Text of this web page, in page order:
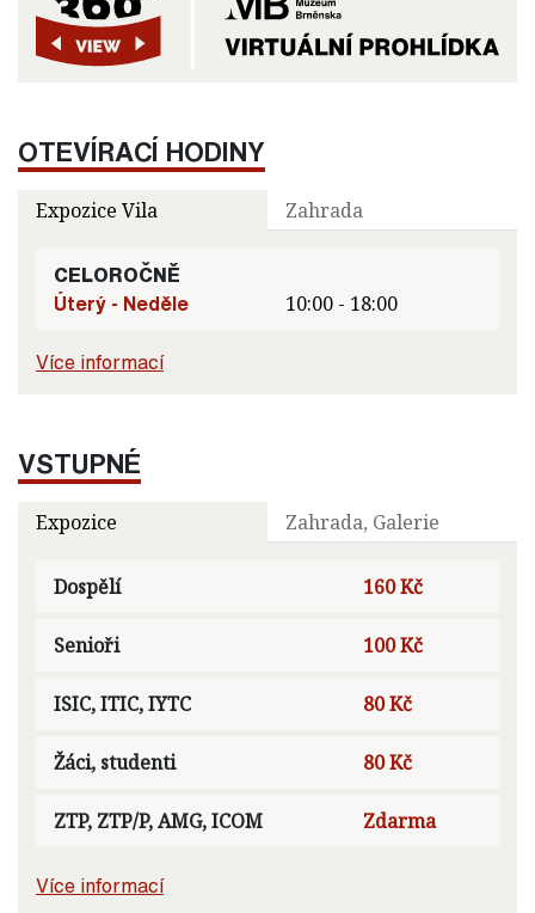
OTEVÍRACÍ HODINY
Expozice Vila Zahrada
CELOROČNĚ
Úterý - Neděle
10:00 - 18:00
Více informací
VSTUPNÉ
Expozice Zahrada, Galerie
Dospělí 160 Kč
Senioři 100 Kč
ISIC, ITIC, IYTC 80 Kč
Žáci, studenti 80 Kč
ZTP, ZTP/P, AMG, ICOM Zdarma
Více informací